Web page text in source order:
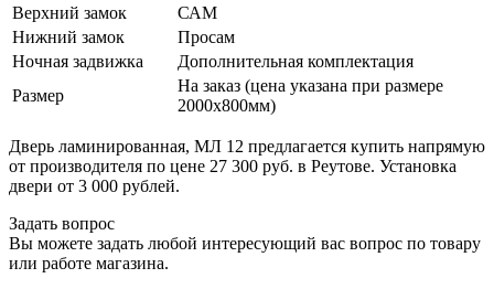
Верхний замок
САМ
Нижний замок
Просам
Ночная задвижка
Дополнительная комплектация
Размер
На заказ (цена указана при размере
2000х800мм)
Дверь ламинированная, МЛ 12 предлагается купить напрямую
от производителя по цене 27 300 руб. в Реутове. Установка
двери от 3 000 рублей.
Задать вопрос
Вы можете задать любой интересующий вас вопрос по товару
или работе магазина.